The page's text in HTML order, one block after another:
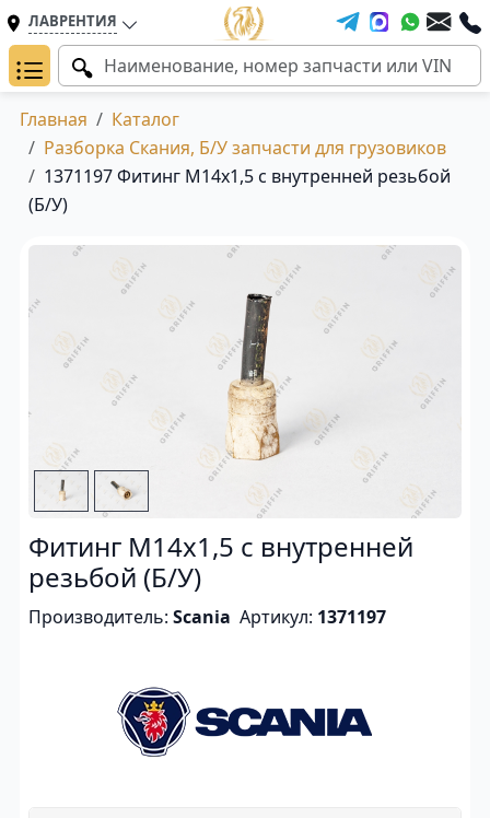
ЛАВРЕНТИЯ
Главная
Каталог
Разборка Скания, Б/У запчасти для грузовиков
1371197 Фитинг M14x1,5 с внутренней резьбой
(Б/У)
Фитинг M14x1,5 с внутренней
резьбой (Б/У)
Производитель: Scania Артикул: 1371197